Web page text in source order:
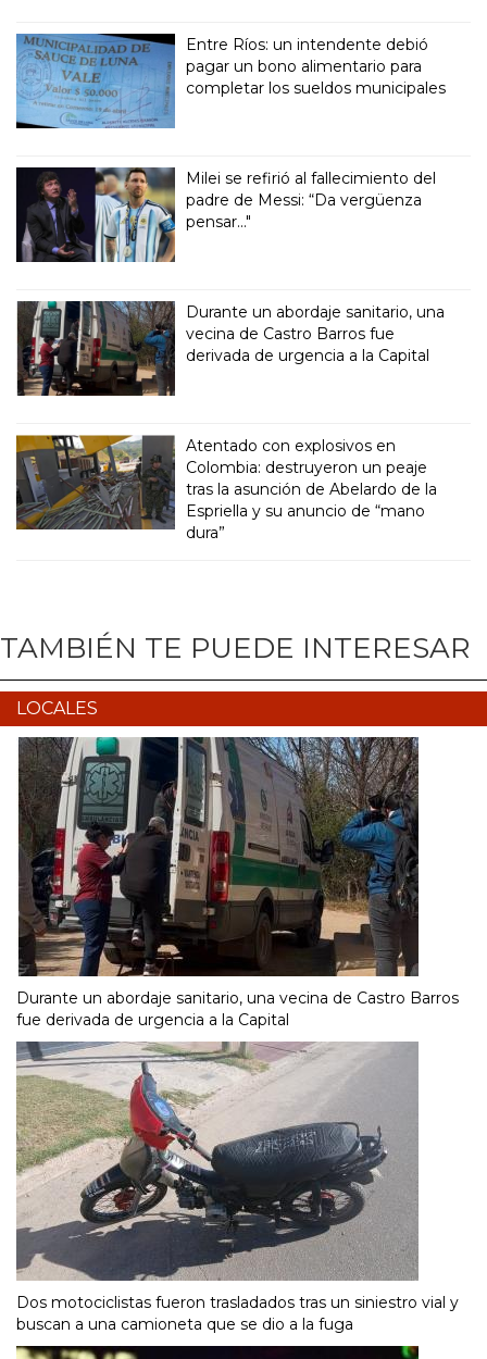
Entre Ríos: un intendente debió
pagar un bono alimentario para
completar los sueldos municipales
Milei se refirió al fallecimiento del
padre de Messi: “Da vergüenza
pensar..."
Durante un abordaje sanitario, una
vecina de Castro Barros fue
derivada de urgencia a la Capital
Atentado con explosivos en
Colombia: destruyeron un peaje
tras la asunción de Abelardo de la
Espriella y su anuncio de “mano
dura”
TAMBIÉN TE PUEDE INTERESAR
LOCALES
Durante un abordaje sanitario, una vecina de Castro Barros
fue derivada de urgencia a la Capital
Dos motociclistas fueron trasladados tras un siniestro vial y
buscan a una camioneta que se dio a la fuga